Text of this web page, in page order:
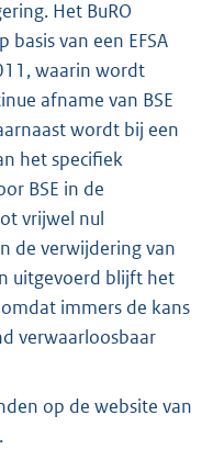
Het BuRO
van een EFSA
waarin wordt
afname van BSE
wordt bij een
het specifiek
BSE in de
vrijwel nul
de verwijdering van
uitgevoerd blijft het
immers de kans
verwaarloosbaar
op de website van